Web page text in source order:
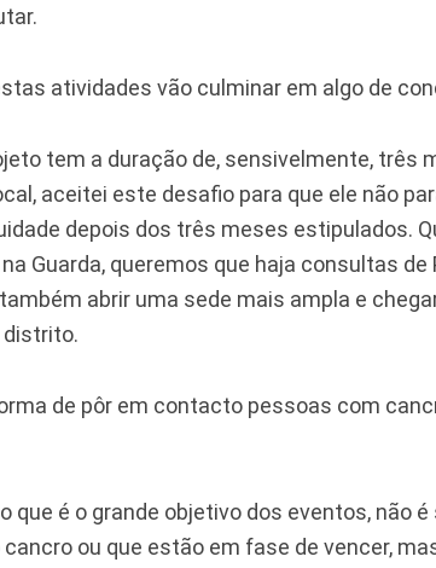
atividades vão culminar em algo de
tem a duração de, sensivelmente, três
aceitei este desafio para que ele não
depois dos três meses estipulados.
Guarda, queremos que haja consultas de
abrir uma sede mais ampla e
distrito.
de pôr em contacto pessoas com
que é o grande objetivo dos eventos, não
ou que estão em fase de vencer,